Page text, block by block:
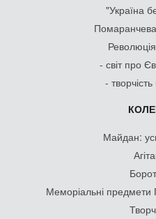
"Україна
Революція
- світ про
-
Майдан:
Меморіальні предмети